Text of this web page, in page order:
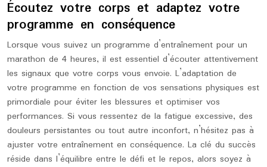
Écoutez votre corps et adaptez votre
programme en conséquence
Lorsque vous suivez un programme d’entraînement pour un
marathon de 4 heures, il est essentiel d’écouter attentivement
les signaux que votre corps vous envoie. L’adaptation de
votre programme en fonction de vos sensations physiques est
primordiale pour éviter les blessures et optimiser vos
performances. Si vous ressentez de la fatigue excessive, des
douleurs persistantes ou tout autre inconfort, n’hésitez pas à
ajuster votre entraînement en conséquence. La clé du succès
réside dans l’équilibre entre le défi et le repos, alors soyez à